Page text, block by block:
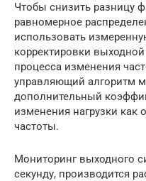
Чтобы снизить разницу
равномерное
использовать
корректировки
процесса изменения
управляющий алгоритм
дополнительный
изменения нагрузки как
частоты.
Мониторинг выходного
секунду, производится